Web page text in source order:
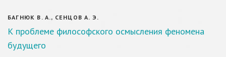
БАГНЮК В. А., СЕНЦОВ А. Э.
К проблеме философского осмысления феномена
будущего